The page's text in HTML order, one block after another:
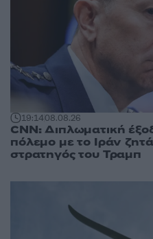
19:1408.08.26
CNN: Διπλωματική
πόλεμο με το Ιράν
στρατηγός του Τραμπ